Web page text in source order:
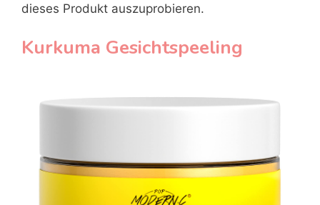
dieses Produkt auszuprobieren.
Kurkuma Gesichtspeeling